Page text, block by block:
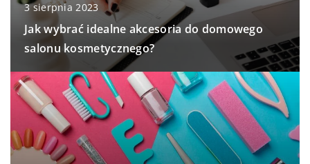
3 sierpnia 2023
Jak wybrać idealne akcesoria do domowego
salonu kosmetycznego?